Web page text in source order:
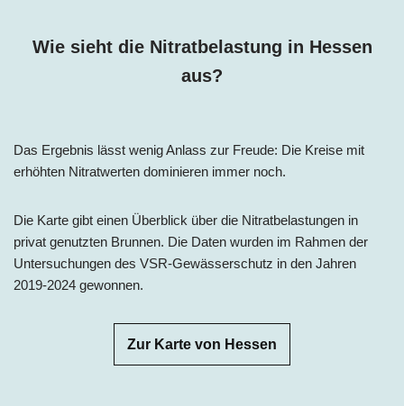
Wie sieht die Nitratbelastung in Hessen
aus?
Das Ergebnis lässt wenig Anlass zur Freude: Die Kreise mit
erhöhten Nitratwerten dominieren immer noch.
Die Karte gibt einen Überblick über die Nitratbelastungen in
privat genutzten Brunnen. Die Daten wurden im Rahmen der
Untersuchungen des VSR-Gewässerschutz in den Jahren
2019-2024 gewonnen.
Zur Karte von Hessen